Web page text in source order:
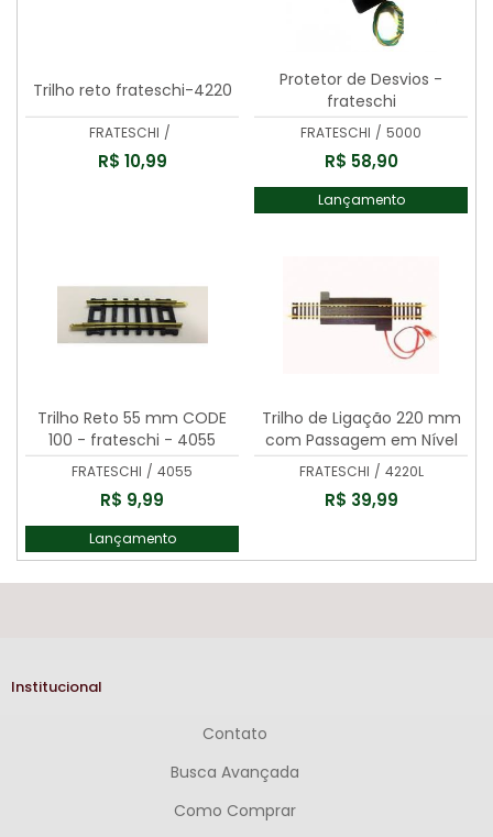
Trilho reto frateschi-4220
FRATESCHI /
R$ 10,99
Protetor de Desvios -
frateschi
FRATESCHI / 5000
R$ 58,90
Lançamento
Trilho Reto 55 mm CODE
100 - frateschi - 4055
FRATESCHI / 4055
R$ 9,99
Lançamento
Trilho de Ligação 220 mm
com Passagem em Nível
CODE 100 -4220L
FRATESCHI / 4220L
R$ 39,99
Institucional
Contato
Busca Avançada
Como Comprar